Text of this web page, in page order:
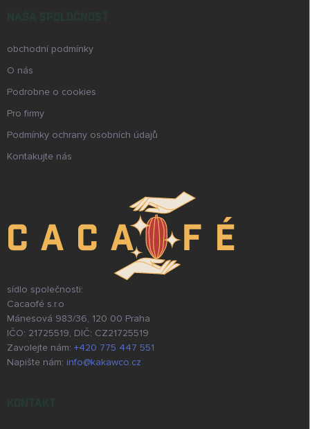
obchodní podmínky
O nás
Podrobne o cookies
Pro firmy
Podmínky ochrany osobních údajů
Kontakujte nás
sídlo společnosti:
Cacaofé s.r.o
Mánesová 983/36, 120 00 Praha
IČO: 21725519, DIČ: CZ21725519
Zavolejte nám: +420 775 447 551
Napište nám: info@kakawco.cz